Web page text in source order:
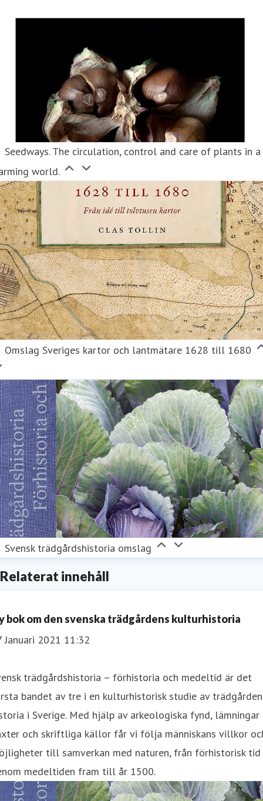
Seedways. The circulation, control and care of plants in a
world.
Omslag Sveriges kartor och lantmätare 1628 till 1680
Svensk trädgårdshistoria omslag
Relaterat innehåll
bok om den svenska trädgårdens kulturhistoria
Januari 2021 11:32
trädgårdshistoria – förhistoria och medeltid är det
bandet av tre i en kulturhistorisk studie av
i Sverige. Med hjälp av arkeologiska fynd, lämningar
och skriftliga källor får vi följa människans villkor
till samverkan med naturen, från förhistorisk tid
medeltiden fram till år 1500.